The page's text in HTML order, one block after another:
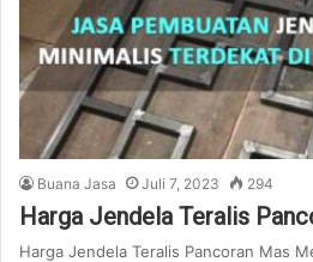
Buana Jasa Juli 7, 2023 294
Harga Jendela Teralis
Harga Jendela Teralis Pancoran Mas